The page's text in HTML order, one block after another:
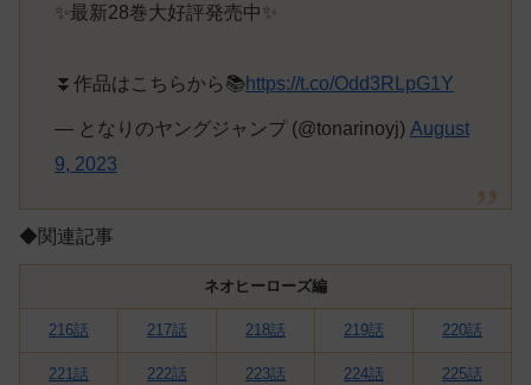
✨最新28巻大好評発売中✨
⏬作品はこちらから📚https://t.co/Odd3RLpG1Y
— となりのヤングジャンプ (@tonarinoyj) August
9, 2023
◆関連記事
ネオヒーローズ編
216話 217話 218話 219話 220話
221話 222話 223話 224話 225話